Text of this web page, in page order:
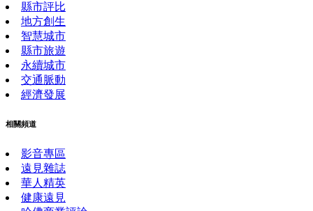
縣市評比
地方創生
智慧城市
縣市旅遊
永續城市
交通脈動
經濟發展
相關頻道
影音專區
遠見雜誌
華人精英
健康遠見